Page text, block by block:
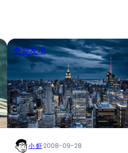
奇异发现
小 虾·2008-09-28